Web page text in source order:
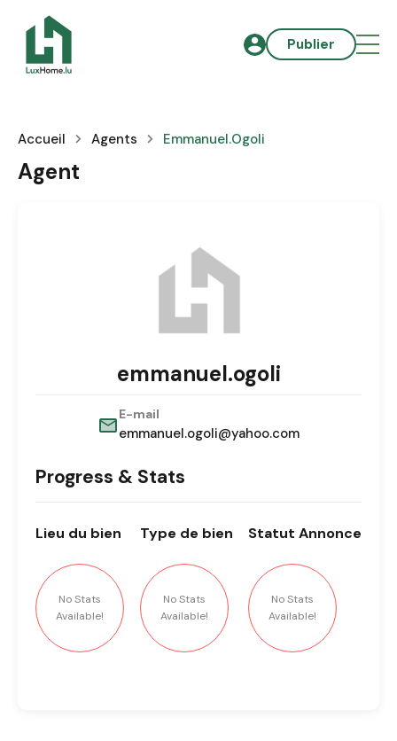
Publier
Accueil Agents Emmanuel.ogoli
Agent
emmanuel.ogoli
E-mail
emmanuel.ogoli@yahoo.com
Progress & Stats
Lieu du bien
No Stats
Available!
Type de bien
No Stats
Available!
Statut Annonce
No Stats
Available!